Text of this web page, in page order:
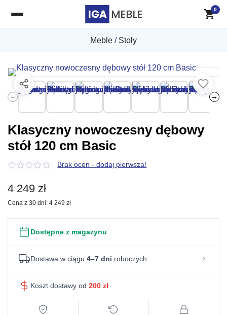
Meble / Stoły
← →
Klasyczny nowoczesny dębowy
stół 120 cm Basic
z
5
Brak ocen - dodaj pierwsza!
4 249 zł
Cena z 30 dni: 4 249 zł
Dostępne z magazynu
Dostawa w ciągu 4–7 dni roboczych
Koszt dostawy od 200 zł
0